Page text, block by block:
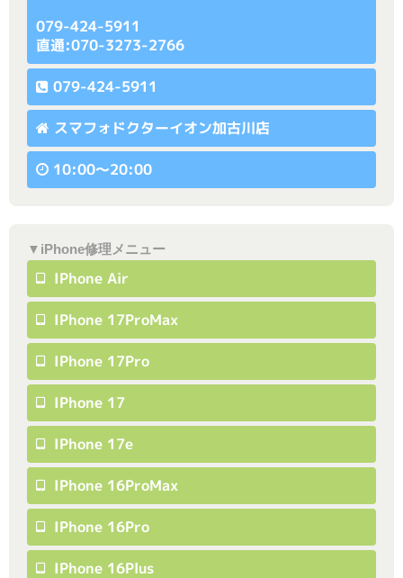
079-424-5911
直通:070-3273-2766
079-424-5911
スマフォドクターイオン加古川店
10:00〜20:00
▼iPhone修理メニュー
IPhone Air
IPhone 17ProMax
IPhone 17Pro
IPhone 17
IPhone 17e
IPhone 16ProMax
IPhone 16Pro
IPhone 16Plus